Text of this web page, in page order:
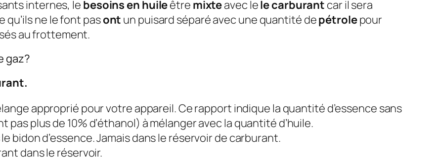
internes, le besoins en huileêtre mixteavec lele carburant car il sera
qu’ils ne le font pasont un puisard séparé avec une quantité depétrolepour
au frottement.
gaz?
approprié pour votre appareil. Ce rapport indique la quantité d’essence sans
plus de 10% d’éthanol) à mélanger avec la quantité d’huile.
bidon d’essence. Jamais dans le réservoir de carburant.
dans le réservoir.